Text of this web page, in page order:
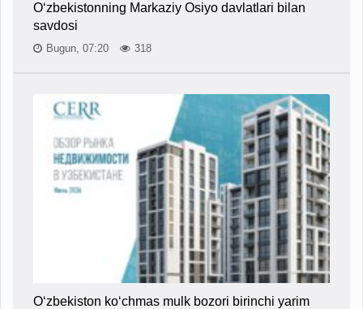
O‘zbekistonning Markaziy Osiyo davlatlari bilan
savdosi
Bugun, 07:20 318
O‘zbekiston ko‘chmas mulk bozori birinchi yarim